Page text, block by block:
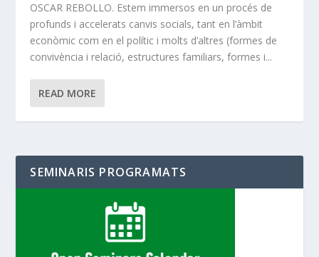
OSCAR REBOLLO. Estem immersos en un procés de
profunds i accelerats canvis socials, tant en l’àmbit
econòmic com en el polític i molts d’altres (formes de
convivència i relació, estructures familiars, formes i...
READ MORE
SEMINARIS PROGRAMATS